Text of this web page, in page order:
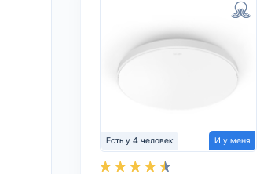
Есть у 4 человек И у меня